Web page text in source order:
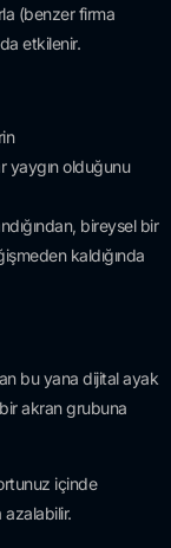
(benzer firma
etkilenir.
yaygın olduğunu
bireysel bir
kaldığında
bu yana dijital ayak
akran grubuna
içinde